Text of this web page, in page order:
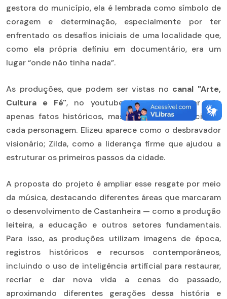
gestora do município, ela é lembrada como símbolo de
coragem e determinação, especialmente por ter
enfrentado os desafios iniciais de uma localidade que,
como ela própria definiu em documentário, era um
lugar “onde não tinha nada”.
As produções, que podem ser vistas no canal "Arte,
Cultura e Fé", no youtube, buscam resgatar não
apenas fatos históricos, mas também a essência de
cada personagem. Elizeu aparece como o desbravador
visionário; Zilda, como a liderança firme que ajudou a
estruturar os primeiros passos da cidade.
A proposta do projeto é ampliar esse resgate por meio
da música, destacando diferentes áreas que marcaram
o desenvolvimento de Castanheira — como a produção
leiteira, a educação e outros setores fundamentais.
Para isso, as produções utilizam imagens de época,
registros históricos e recursos contemporâneos,
incluindo o uso de inteligência artificial para restaurar,
recriar e dar nova vida a cenas do passado,
aproximando diferentes gerações dessa história e